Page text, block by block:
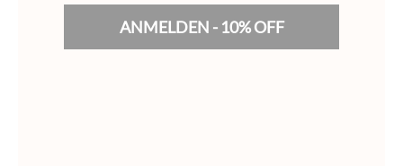
ANMELDEN - 10% OFF